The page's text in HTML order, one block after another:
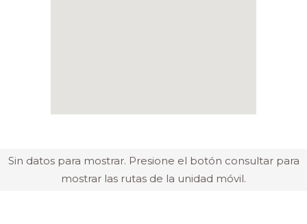
Sin datos para mostrar. Presione el botón consultar para
mostrar las rutas de la unidad móvil.